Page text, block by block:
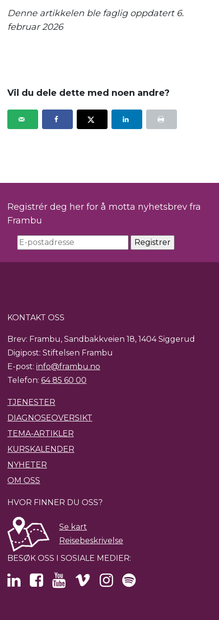
Denne artikkelen ble faglig oppdatert 6.
februar 2026
Vil du dele dette med noen andre?
Registrér deg her for å motta nyhetsbrev fra
Frambu
KONTAKT OSS
Brev: Frambu, Sandbakkveien 18, 1404 Siggerud
Digipost: Stiftelsen Frambu
E-post: info@frambu.no
Telefon: 64 85 60 00
TJENESTER
DIAGNOSEOVERSIKT
TEMA-ARTIKLER
KURSKALENDER
NYHETER
OM OSS
HVOR FINNER DU OSS?
Se kart
Reisebeskrivelse
BESØK OSS I SOSIALE MEDIER: